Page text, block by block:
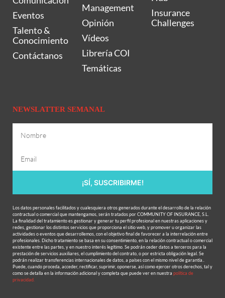
Eventos
Talento &
Conocimiento
Contáctanos
Management
Opinión
Vídeos
Librería COI
Temáticas
Insurance
Challenges
NEWSLATTER SEMANAL
¡SÍ, SUSCRIBIRME!
Los datos personales facilitados y cualesquiera otros generados durante el desarrollo de la relación
contractual o comercial que mantengamos, serán tratados por COMMUNITY OF INSURANCE, S.L.
La finalidad del tratamiento es gestionar y generar tu perfil profesional en nuestras aplicaciones y
redes, gestionar los distintos servicios que proporciona el sitio web, y promover u organizar las
actividades o eventos que desarrollemos, con el objetivo final de favorecer a la interrelación entre
profesionales. Dicho tratamiento se basa en su consentimiento, en la relación contractual o comercial
existente entre las partes, y en nuestro interés legítimo. Se podrán ceder datos a terceros para la
prestación de servicios auxiliares, el cumplimiento del contrato, o por estricta obligación legal. Se
podrán realizar transferencias internacionales de datos, a países con el mismo nivel de garantía..
Puede, cuando proceda, acceder, rectificar, suprimir, oponerse, así como ejercer otros derechos, tal y
como se detalla en la información adicional y completa que puede ver en nuestra política de
privacidad.